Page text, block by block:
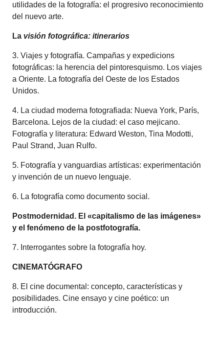
utilidades de la fotografía: el progresivo reconocimiento
del nuevo arte.
La visión fotográfica: itinerarios
3. Viajes y fotografía. Campañas y expedicions
fotográficas: la herencia del pintoresquismo. Los viajes
a Oriente. La fotografía del Oeste de los Estados
Unidos.
4. La ciudad moderna fotografiada: Nueva York, París,
Barcelona. Lejos de la ciudad: el caso mejicano.
Fotografía y literatura: Edward Weston, Tina Modotti,
Paul Strand, Juan Rulfo.
5. Fotografía y vanguardias artísticas: experimentación
y invención de un nuevo lenguaje.
6. La fotografía como documento social.
Postmodernidad. El«capitalismo de las imágenes»
y el fenómeno de la postfotografía.
7. Interrogantes sobre la fotografía hoy.
CINEMATÓGRAFO
8. El cine documental: concepto, características y
posibilidades. Cine ensayo y cine poético: un
introducción.